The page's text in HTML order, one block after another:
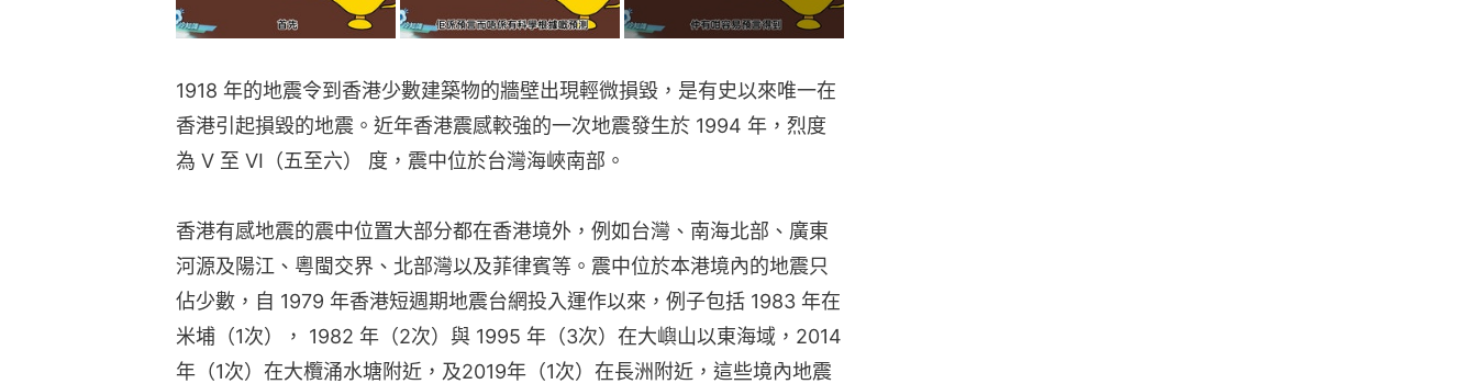
1918 年的地震令到香港少數建築物的牆壁出現輕微損毀，是有史以來唯一在
香港引起損毀的地震。近年香港震感較強的一次地震發生於 1994 年，烈度
為 V 至 VI（五至六） 度，震中位於台灣海峽南部。
香港有感地震的震中位置大部分都在香港境外，例如台灣、南海北部、廣東
河源及陽江、粵閩交界、北部灣以及菲律賓等。震中位於本港境內的地震只
佔少數，自 1979 年香港短週期地震台網投入運作以來，例子包括 1983 年在
米埔（1次）， 1982 年（2次）與 1995 年（3次）在大嶼山以東海域，2014
年（1次）在大欖涌水塘附近，及2019年（1次）在長洲附近，這些境內地震